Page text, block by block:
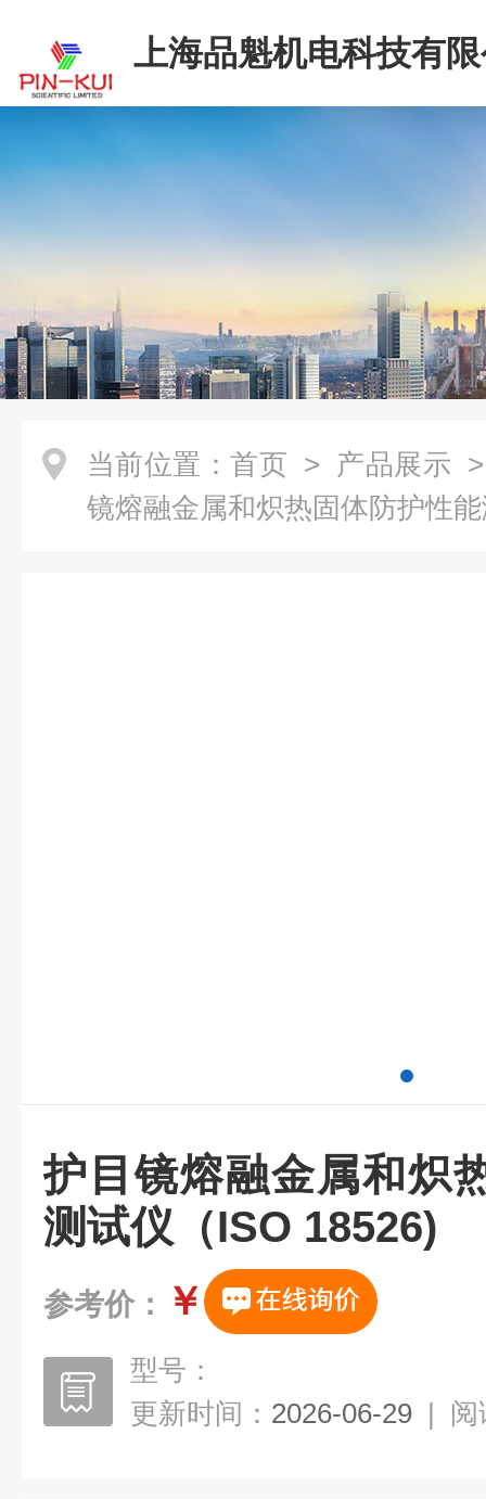
上海品魁机电科技有
当前位置： 首页 > 产品展示
镜熔融金属和炽热固体防护性
护目镜熔融金属和炽
测试仪（ISO 18526)
参考价： ￥
型号：
更新时间： 2026-06-29 | 阅